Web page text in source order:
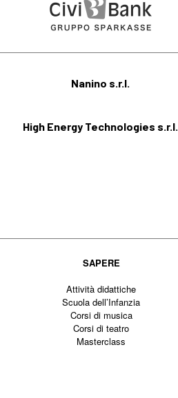
Nanino s.r.l.
High Energy Technologies s.r.l.
SAPERE
Attività didattiche
Scuola dell’Infanzia
Corsi di musica
Corsi di teatro
Masterclass